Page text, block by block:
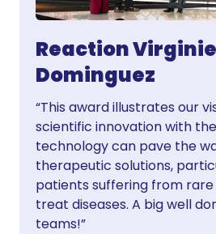
Reaction Virginie
Dominguez
“This award illustrates our
scientific innovation with
technology can pave the
therapeutic solutions,
patients suffering from
treat diseases. A big well
teams!”